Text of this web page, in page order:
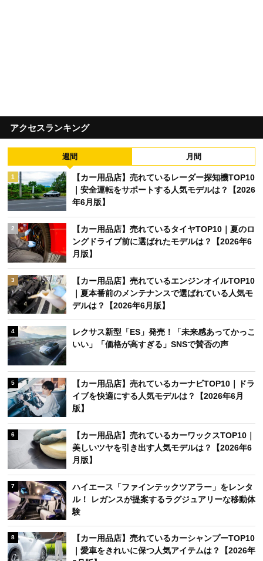
アクセスランキング
週間 月間
1
【カー用品店】売れているレーダー探知機TOP10
｜安全運転をサポートする人気モデルは？【2026
年6月版】
2
【カー用品店】売れているタイヤTOP10｜夏のロ
ングドライブ前に選ばれたモデルは？【2026年6
月版】
3
【カー用品店】売れているエンジンオイルTOP10
｜夏本番前のメンテナンスで選ばれている人気モ
デルは？【2026年6月版】
4
レクサス新型「ES」発売！「未来感あってかっこ
いい」「価格が高すぎる」SNSで賛否の声
5
【カー用品店】売れているカーナビTOP10｜ドラ
イブを快適にする人気モデルは？【2026年6月
版】
6
【カー用品店】売れているカーワックスTOP10｜
美しいツヤを引き出す人気モデルは？【2026年6
月版】
7
ハイエース「ファインテックツアラー」をレンタ
ル！ レガンスが提案するラグジュアリーな移動体
験
8
【カー用品店】売れているカーシャンプーTOP10
｜愛車をきれいに保つ人気アイテムは？【2026年